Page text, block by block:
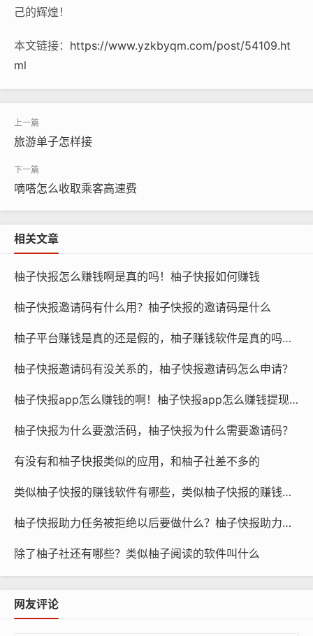
己的辉煌！
本文链接： https://www.yzkbyqm.com/post/54109.ht
ml
旅游单子怎样接
嘀嗒怎么收取乘客高速费
相关文章
柚子快报怎么赚钱啊是真的吗！柚子快报如何赚钱
柚子快报邀请码有什么用？柚子快报的邀请码是什么
柚子平台赚钱是真的还是假的，柚子赚钱软件是真的吗还是假的？
柚子快报邀请码有没关系的，柚子快报邀请码怎么申请？
柚子快报app怎么赚钱的啊！柚子快报app怎么赚钱提现到微信
柚子快报为什么要激活码，柚子快报为什么需要邀请码？
有没有和柚子快报类似的应用，和柚子社差不多的
类似柚子快报的赚钱软件有哪些，类似柚子快报的赚钱软件是真的吗
柚子快报助力任务被拒绝以后要做什么？柚子快报助力的昵称是什么
除了柚子社还有哪些？类似柚子阅读的软件叫什么
网友评论